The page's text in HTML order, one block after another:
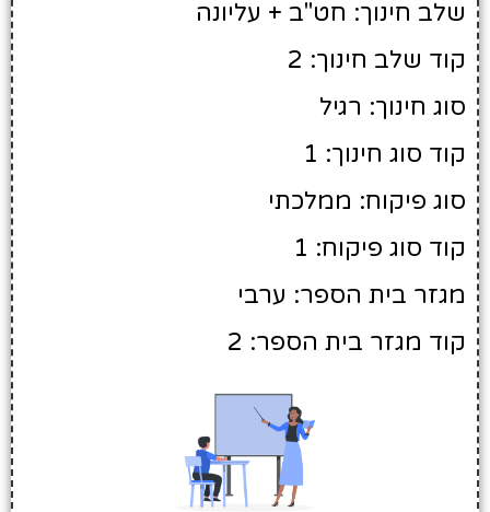
שלב חינוך: חט"ב + עליונה
קוד שלב חינוך: 2
סוג חינוך: רגיל
קוד סוג חינוך: 1
סוג פיקוח: ממלכתי
קוד סוג פיקוח: 1
מגזר בית הספר: ערבי
קוד מגזר בית הספר: 2